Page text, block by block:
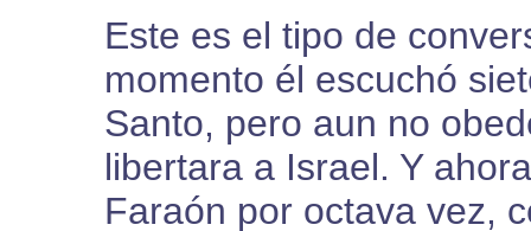
Este es el tipo de
momento él escuchó
Santo, pero aun no
libertara a Israel. Y
Faraón por octava vez,